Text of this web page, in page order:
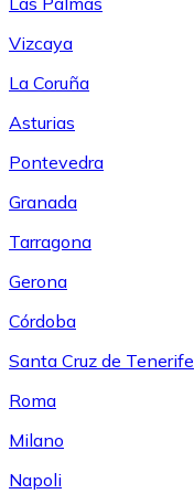
Vizcaya
La Coruña
Asturias
Pontevedra
Granada
Tarragona
Gerona
Córdoba
Santa Cruz de Tenerife
Roma
Milano
Napoli